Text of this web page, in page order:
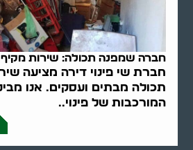
חברה שמפנה תכולה: שירות מקיף
חברת שי פינוי דירה מציעה
תכולה מבתים ועסקים. אנו
המורכבות של פינוי..